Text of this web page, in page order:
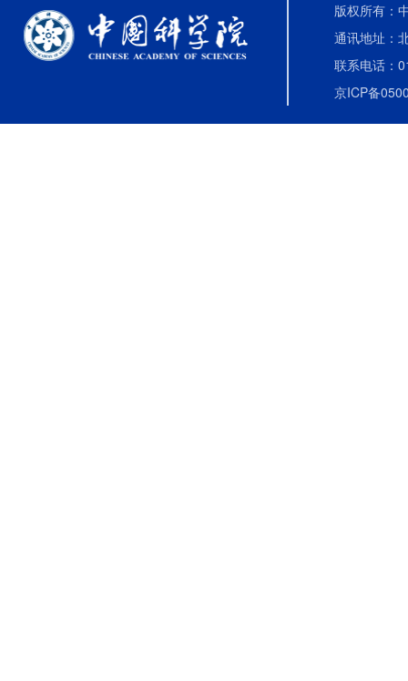
版权所有：
通讯地址：
联系电话：
京ICP备